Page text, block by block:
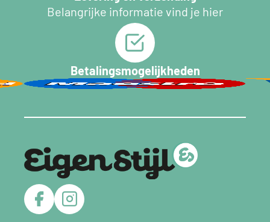
Belangrijke informatie vind je hier
Betalingsmogelijkheden